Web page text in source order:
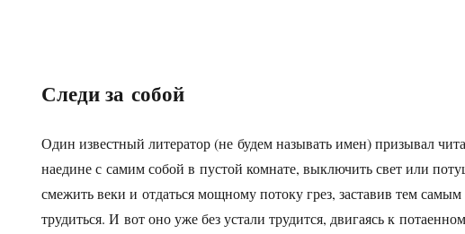
Следи за собой
Один известный литератор (не будем называть имен) призывал
наедине с самим собой в пустой комнате, выключить свет или
смежить веки и отдаться мощному потоку грез, заставив тем
трудиться. И вот оно уже без устали трудится, двигаясь к